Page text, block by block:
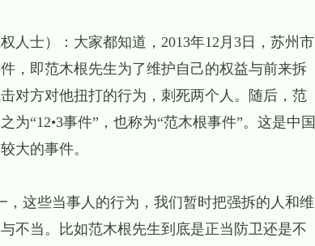
人士）：大家都知道，2013年12月3日，苏州市
，即范木根先生为了维护自己的权益与前来拆
对方对他扭打的行为，刺死两个人。随后，范
为“12•3事件”，也称为“范木根事件”。这是中国
大的事件。
这些当事人的行为，我们暂时把强拆的人和维
不当。比如范木根先生到底是正当防卫还是不